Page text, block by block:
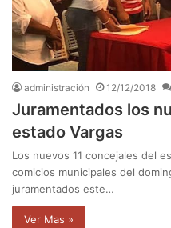
administración 12/12/2018
Juramentados los
estado Vargas
Los nuevos 11 concejales del
comicios municipales del
juramentados este…
Ver Mas »